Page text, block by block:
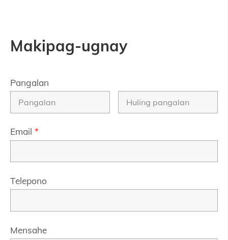
Makipag-ugnay
Pangalan
Email *
Telepono
Mensahe